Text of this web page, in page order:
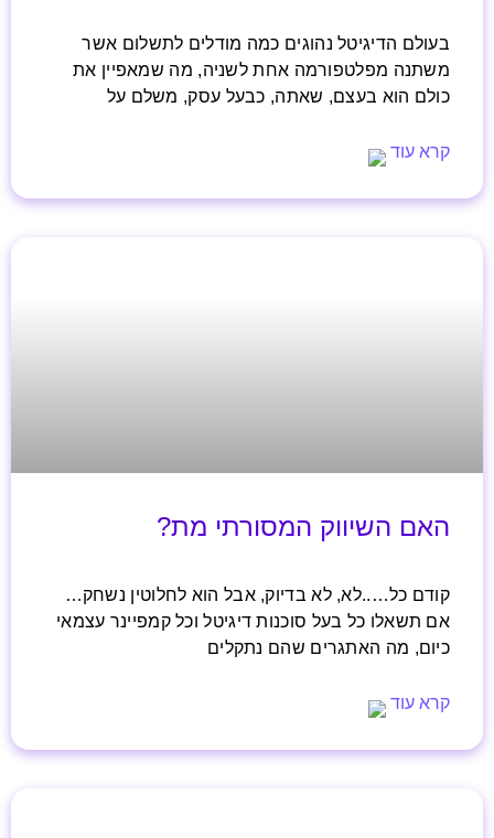
בעולם הדיגיטל נהוגים כמה מודלים לתשלום אשר
משתנה מפלטפורמה אחת לשניה, מה שמאפיין את
כולם הוא בעצם, שאתה, כבעל עסק, משלם על
קרא עוד
האם השיווק המסורתי מת?
קודם כל…..לא, לא בדיוק, אבל הוא לחלוטין נשחק…
אם תשאלו כל בעל סוכנות דיגיטל וכל קמפיינר עצמאי
כיום, מה האתגרים שהם נתקלים
קרא עוד